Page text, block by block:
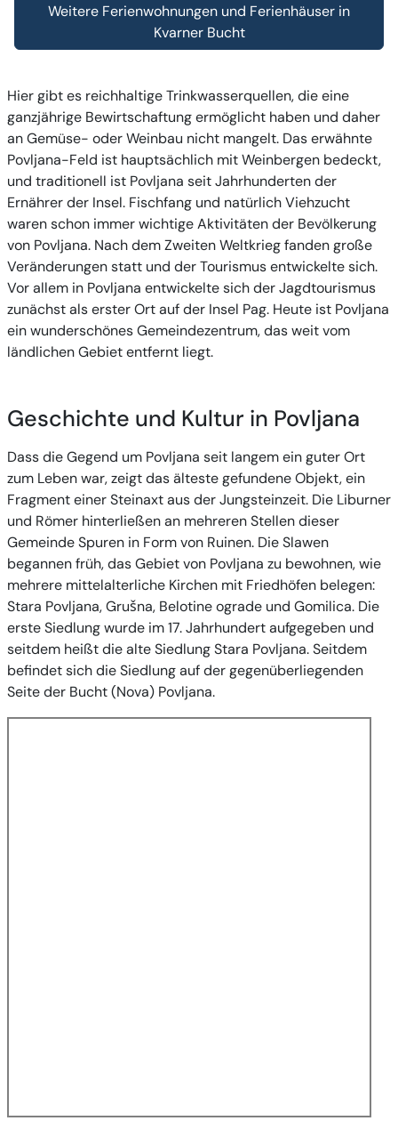
Weitere Ferienwohnungen und Ferienhäuser in
Kvarner Bucht
Hier gibt es reichhaltige Trinkwasserquellen, die eine
ganzjährige Bewirtschaftung ermöglicht haben und daher
an Gemüse- oder Weinbau nicht mangelt. Das erwähnte
Povljana-Feld ist hauptsächlich mit Weinbergen bedeckt,
und traditionell ist Povljana seit Jahrhunderten der
Ernährer der Insel. Fischfang und natürlich Viehzucht
waren schon immer wichtige Aktivitäten der Bevölkerung
von Povljana. Nach dem Zweiten Weltkrieg fanden große
Veränderungen statt und der Tourismus entwickelte sich.
Vor allem in Povljana entwickelte sich der Jagdtourismus
zunächst als erster Ortauf der Insel Pag. Heute ist Povljana
ein wunderschönes Gemeindezentrum, das weit vom
ländlichen Gebiet entfernt liegt.
Geschichte und Kultur in Povljana
Dass die Gegend um Povljana seit langem ein guter Ort
zum Leben war, zeigt das älteste gefundene Objekt, ein
Fragment einer Steinaxt aus der Jungsteinzeit. Die Liburner
und Römer hinterließen an mehreren Stellen dieser
Gemeinde Spuren in Form von Ruinen. Die Slawen
begannen früh, das Gebiet von Povljana zu bewohnen, wie
mehrere mittelalterliche Kirchen mit Friedhöfen belegen:
Stara Povljana, Grušna, Belotine ograde und Gomilica. Die
erste Siedlung wurde im 17. Jahrhundert aufgegeben und
seitdem heißt die alte Siedlung Stara Povljana. Seitdem
befindet sich die Siedlung auf der gegenüberliegenden
Seite der Bucht (Nova) Povljana.